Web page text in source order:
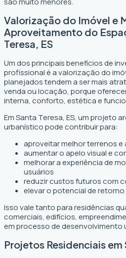
Valorização do Imóvel e
Aproveitamento do
Teresa, ES
Um dos principais benefícios de
profissional é a valorização do
planejados tendem a ser mais
venda ou locação, porque
interna, conforto, estética e
Em Santa Teresa, ES, um projeto
urbanístico pode contribuir para:
aproveitar melhor terrenos e
aumentar o apelo visual e
melhorar a experiência de
usuários
reduzir custos futuros com
elevar o potencial de
Isso vale tanto para residências
comerciais, edifícios,
em processo de desenvolvimento
Projetos Residenciais em